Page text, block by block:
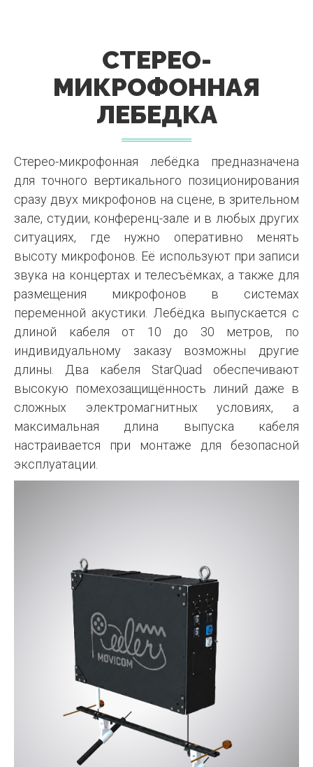
СТЕРЕО-
МИКРОФОННАЯ
ЛЕБЕДКА
Стерео-микрофонная лебёдка предназначена
для точного вертикального позиционирования
сразу двух микрофонов на сцене, в зрительном
зале, студии, конференц-зале и в любых других
ситуациях, где нужно оперативно менять
высоту микрофонов. Её используют при записи
звука на концертах и телесъёмках, а также для
размещения микрофонов в системах
переменной акустики. Лебёдка выпускается с
длиной кабеля от 10 до 30 метров, по
индивидуальному заказу возможны другие
длины. Два кабеля StarQuad обеспечивают
высокую помехозащищённость линий даже в
сложных электромагнитных условиях, а
максимальная длина выпуска кабеля
настраивается при монтаже для безопасной
эксплуатации.